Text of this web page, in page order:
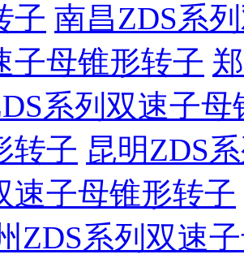
子 南昌ZDS系
子母锥形转子
系列双速子母
转子 昆明ZDS
速子母锥形转子
ZDS系列双速